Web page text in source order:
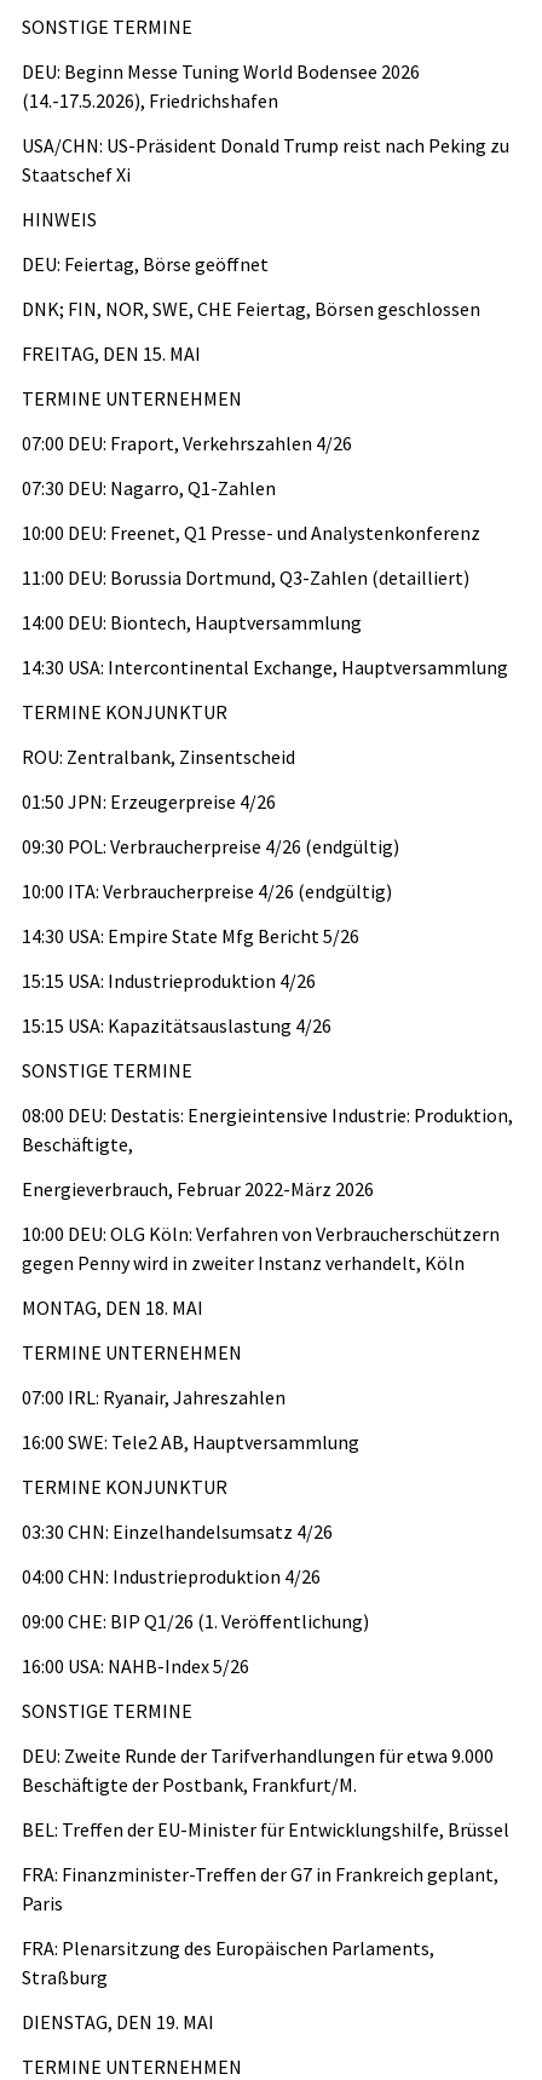
SONSTIGE TERMINE
DEU: Beginn Messe Tuning World Bodensee 2026
(14.-17.5.2026), Friedrichshafen
USA/CHN: US-Präsident Donald Trump reist nach Peking zu
Staatschef Xi
HINWEIS
DEU: Feiertag, Börse geöffnet
DNK; FIN, NOR, SWE, CHE Feiertag, Börsen geschlossen
FREITAG, DEN 15. MAI
TERMINE UNTERNEHMEN
07:00 DEU: Fraport, Verkehrszahlen 4/26
07:30 DEU: Nagarro, Q1-Zahlen
10:00 DEU: Freenet, Q1 Presse- und Analystenkonferenz
11:00 DEU: Borussia Dortmund, Q3-Zahlen (detailliert)
14:00 DEU: Biontech, Hauptversammlung
14:30 USA: Intercontinental Exchange, Hauptversammlung
TERMINE KONJUNKTUR
ROU: Zentralbank, Zinsentscheid
01:50 JPN: Erzeugerpreise 4/26
09:30 POL: Verbraucherpreise 4/26 (endgültig)
10:00 ITA: Verbraucherpreise 4/26 (endgültig)
14:30 USA: Empire State Mfg Bericht 5/26
15:15 USA: Industrieproduktion 4/26
15:15 USA: Kapazitätsauslastung 4/26
SONSTIGE TERMINE
08:00 DEU: Destatis: Energieintensive Industrie: Produktion,
Beschäftigte,
Energieverbrauch, Februar 2022-März 2026
10:00 DEU: OLG Köln: Verfahren von Verbraucherschützern
gegen Penny wird in zweiter Instanz verhandelt, Köln
MONTAG, DEN 18. MAI
TERMINE UNTERNEHMEN
07:00 IRL: Ryanair, Jahreszahlen
16:00 SWE: Tele2 AB, Hauptversammlung
TERMINE KONJUNKTUR
03:30 CHN: Einzelhandelsumsatz 4/26
04:00 CHN: Industrieproduktion 4/26
09:00 CHE: BIP Q1/26 (1. Veröffentlichung)
16:00 USA: NAHB-Index 5/26
SONSTIGE TERMINE
DEU: Zweite Runde der Tarifverhandlungen für etwa 9.000
Beschäftigte der Postbank, Frankfurt/M.
BEL: Treffen der EU-Minister für Entwicklungshilfe, Brüssel
FRA: Finanzminister-Treffen der G7 in Frankreich geplant,
Paris
FRA: Plenarsitzung des Europäischen Parlaments,
Straßburg
DIENSTAG, DEN 19. MAI
TERMINE UNTERNEHMEN